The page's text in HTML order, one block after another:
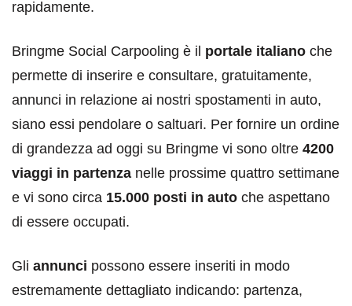
rapidamente.
Bringme Social Carpooling è il portale italiano che
permette di inserire e consultare, gratuitamente,
annunci in relazione ai nostri spostamenti in auto,
siano essi pendolare o saltuari. Per fornire un ordine
di grandezza ad oggi su Bringme vi sono oltre 4200
viaggi in partenza nelle prossime quattro settimane
e vi sono circa 15.000 posti in auto che aspettano
di essere occupati.
Gli annunci possono essere inseriti in modo
estremamente dettagliato indicando: partenza,